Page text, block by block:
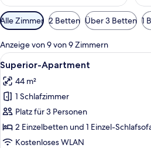
Verfügbare
Filter
für
Zimmer
Alle Zimmer 2 Betten Über 3 Betten 1
Anzeige von 9 von 9 Zimmern
Alle
Fotos
für
Superior-
Apartment
anzeigen
Ein
4
Superior-Apartment
44 m²
1 Schlafzimmer
Platz für 3 Personen
2 Einzelbetten und 1 Einzel-
Kostenloses WLAN